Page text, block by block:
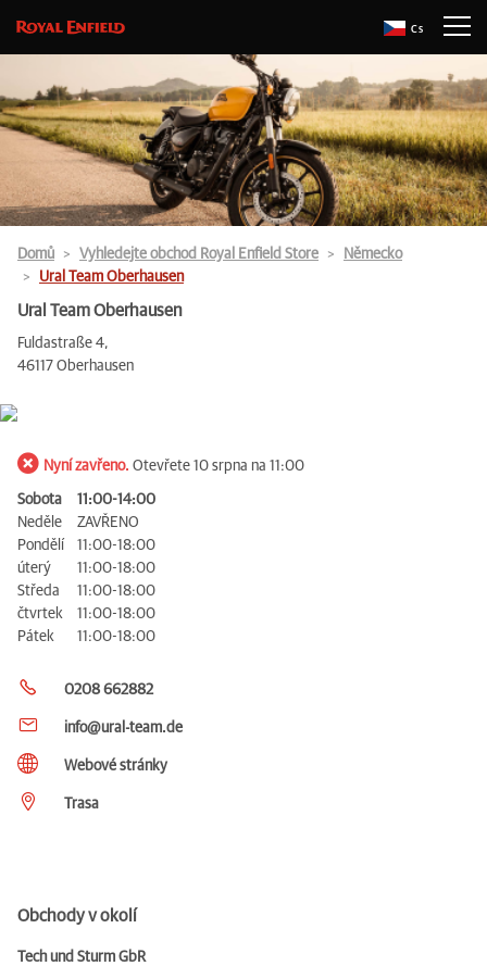
Cs
Domů Vyhledejte obchod Royal Enfield Store
Německo
Ural Team Oberhausen
Ural Team Oberhausen
Fuldastraße 4,
46117 Oberhausen
Nyní zavřeno. Otevřete 10 srpna na 11:00
Sobota
11:00-14:00
Neděle
ZAVŘENO
Pondělí
11:00-18:00
úterý
11:00-18:00
Středa
11:00-18:00
čtvrtek
11:00-18:00
Pátek
11:00-18:00
0208 662882
info@ural-team.de
Webové stránky
Trasa
Obchody v okolí
Tech und Sturm GbR